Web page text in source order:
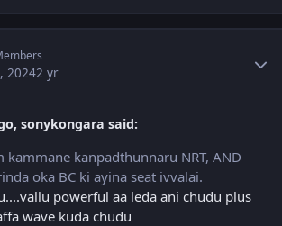
20242 yr
sonykongara said:
kanpadthunnaru NRT, AND
oka BC ki ayina seat ivvalai.
powerful aa leda ani chudu plus
wave kuda chudu